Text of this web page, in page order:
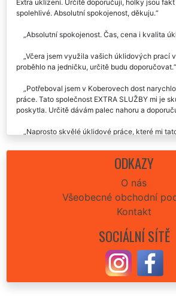
Extra uklízení. Určitě doporučuji, holky jsou
spolehlivé. Absolutní spokojenost, děkuju.
Absolutní spokojenost. Čas, cena i kvalita
Včera jsem využila vašich úklidových prací
proběhlo na jedničku, určitě budu doporučovat.
Potřeboval jsem v Koberovech dost
práce. Tato společnost EXTRA SLUŽBY mi je
poskytla. Určitě dávám palec nahoru a
Naprosto skvělé úklidové práce, které mi
tuto společnost extra uklízení.ODKAZY
O nás
Všeobecné obchodní
Kontakt
SOCIÁLNÍ SÍTĚ